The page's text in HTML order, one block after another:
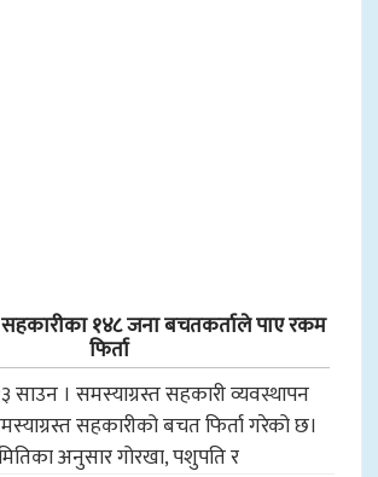
सहकारीका १४८ जना बचतकर्ताले पाए रकम
फिर्ता
साउन । समस्याग्रस्त सहकारी व्यवस्थापन
सहकारीको बचत फिर्ता गरेको छ।
अनुसार गोरखा, पशुपति र